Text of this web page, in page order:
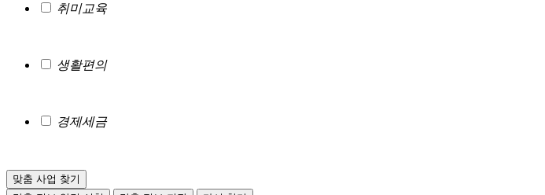
취미교육
생활편의
경제세금
맞춤 사업 찾기